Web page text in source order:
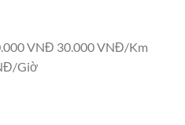
VNĐ 30.000 VNĐ/Km
Giờ